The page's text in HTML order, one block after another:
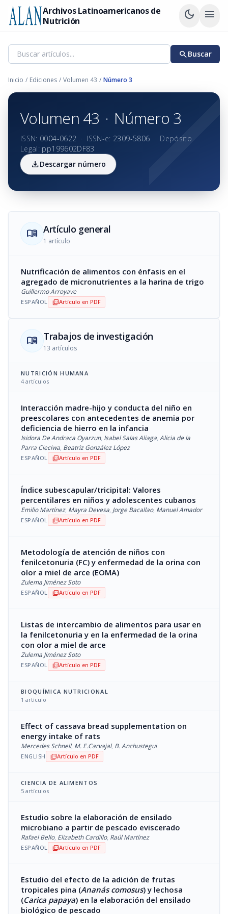
Archivos Latinoamericanos de
Nutrición
dark_mode menu
searchBuscar
Inicio / Ediciones / Volumen 43 / Número 3
Volumen 43 · Número 3
ISSN: 0004-0622 · ISSN-e: 2309-5806 · Depósito
Legal: pp199602DF83
downloadDescargar número
menu_book Artículo general
1 artículo
Nutrificación de alimentos con énfasis en el
agregado de micronutrientes a la harina de trigo
Guillermo Arroyave
ESPAÑOL picture_as_pdfArtículo en PDF
menu_book Trabajos de investigación
13 artículos
NUTRICIÓN HUMANA
4 artículos
Interacción madre-hijo y conducta del niño en
preescolares con antecedentes de anemia por
deficiencia de hierro en la infancia
Isidora De Andraca Oyarzun, Isabel Salas Aliaga, Alicia de la
Parra Cieciwa, Beatriz González López
ESPAÑOL picture_as_pdfArtículo en PDF
Índice subescapular/tricipital: Valores
percentilares en niños y adolescentes cubanos
Emilio Martínez, Mayra Devesa, Jorge Bacallao, Manuel Amador
ESPAÑOL picture_as_pdfArtículo en PDF
Metodología de atención de niños con
fenilcetonuria (FC) y enfermedad de la orina con
olor a miel de arce (EOMA)
Zulema Jiménez Soto
ESPAÑOL picture_as_pdfArtículo en PDF
Listas de intercambio de alimentos para usar en
la fenilcetonuria y en la enfermedad de la orina
con olor a miel de arce
Zulema Jiménez Soto
ESPAÑOL picture_as_pdfArtículo en PDF
BIOQUÍMICA NUTRICIONAL
1 artículo
Effect of cassava bread supplementation on
energy intake of rats
Mercedes Schnell, M. E.Carvajal, B. Anchustegui
ENGLISH picture_as_pdfArtículo en PDF
CIENCIA DE ALIMENTOS
5 artículos
Estudio sobre la elaboración de ensilado
microbiano a partir de pescado eviscerado
Rafael Bello, Elizabeth Cardillo, Raúl Martínez
ESPAÑOL picture_as_pdfArtículo en PDF
Estudio del efecto de la adición de frutas
tropicales pina (Ananás comosus) y lechosa
(Carica papaya) en la elaboración del ensilado
biológico de pescado